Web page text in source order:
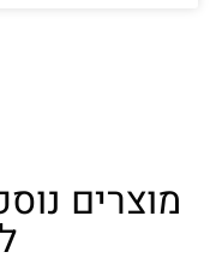
מוצרים